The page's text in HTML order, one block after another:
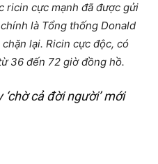
ricin cực mạnh đã được gửi
là Tổng thống Donald
lại. Ricin cực độc, có
36 đến 72 giờ đồng hồ.
cả đời người’ mới